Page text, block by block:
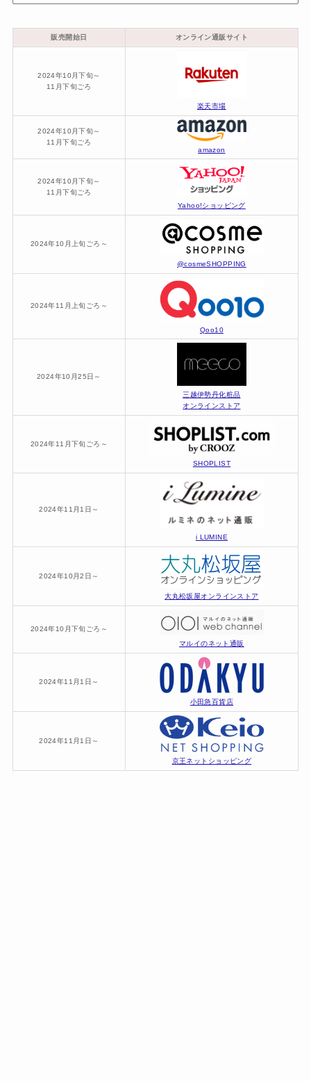
販売開始日 オンライン通販サイト
2024年10月下旬～
11月下旬ごろ
楽天市場
2024年10月下旬～
11月下旬ごろ
amazon
2024年10月下旬～
11月下旬ごろ
Yahoo!ショッピング
2024年10月上旬ごろ～
@cosmeSHOPPING
2024年11月上旬ごろ～
Qoo10
2024年10月25日～
三越伊勢丹化粧品
オンラインストア
2024年11月下旬ごろ～
SHOPLIST
2024年11月1日～
i LUMINE
2024年10月2日～
大丸松坂屋オンラインストア
2024年10月下旬ごろ～
マルイのネット通販
2024年11月1日～
小田急百貨店
2024年11月1日～
京王ネットショッピング